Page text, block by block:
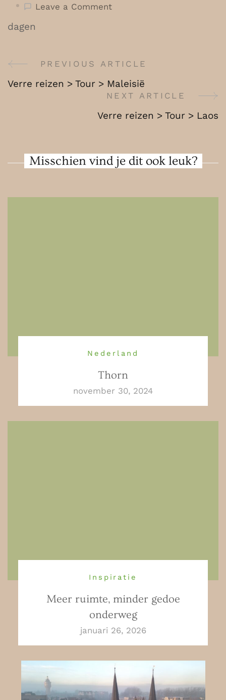
Leave a Commenton
Maleisië
dagen
Post
Navigation
PREVIOUS ARTICLE
Verre reizen > Tour > Maleisië
NEXT ARTICLE
Verre reizen > Tour > Laos
Misschien vind je dit ook leuk?
Nederland
Thorn
november 30, 2024
Inspiratie
Meer ruimte, minder gedoe
onderweg
januari 26, 2026